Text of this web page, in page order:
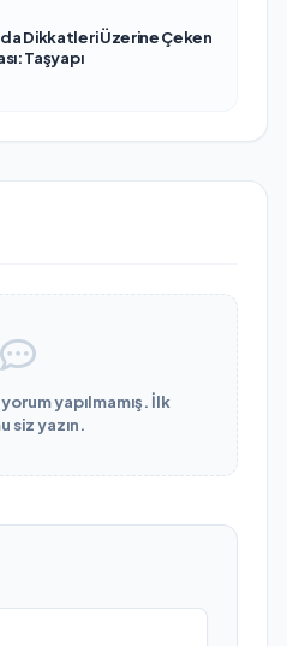
Dikkatleri Üzerine Çeken
Taşyapı
yapılmamış. İlk
siz yazın.